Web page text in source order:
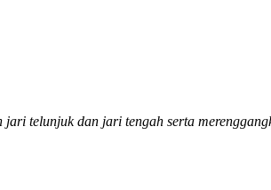
telunjuk dan jari tengah serta